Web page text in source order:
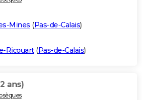
Mines (Pas-de-Calais)
Ricouart(Pas-de-Calais)
ans)